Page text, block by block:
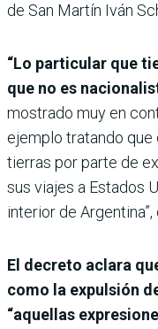
de San Martín Iván
“Lo particular que
que no es
mostrado muy en
ejemplo tratando
tierras por parte de
sus viajes a Estados
interior de Argentina”,
El decreto aclara
como la expulsión
“aquellas